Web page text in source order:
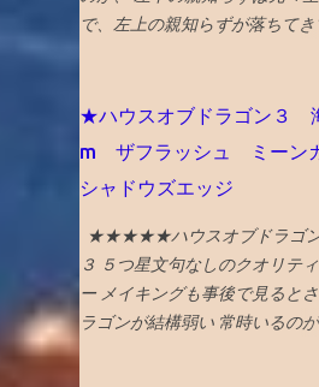
光誘致を進めている 富山 がラ
つり、 富山城址公園 の他、 飲
してワインバーのアルプ、おで
騨、カレー屋のスズキーマ、珈
レイン、ジャズバーのハナミズ
ルマップへのリンクあり） NY
選出にあたり、国際イベント開
の観点を踏まえているとのこ
位 大阪 食と商のまち大阪の
ェクトとして、 グラングリーン
ので、受講した方が圧倒的に有
えました！ でも、みたことある
で成績優秀上位メンバーは固定
うです。 継続が重要です。
で、左上の親知らずが落ちてき
た。 対応策は、段差がなくなる
リ程度削る ということだっが、
生きてる歯を削るのに躊躇して
した 年をとってくると移植に使
り、噛み合わせに役立っていな
利用価値も低下してくるので、
らに削るとか、抜歯に至るのも
と考えれば、 段差をなくすため
★ハウスオブドラゴン３
m ザフラッシュ ミーン
シャドウズエッジ
★★★★★ハウスオブドラゴ
３ ５つ星文句なしのクオリテ
ー メイキングも事後で見ると
ラゴンが結構弱い 常時いるの
イロイロ対策も立てられてしま